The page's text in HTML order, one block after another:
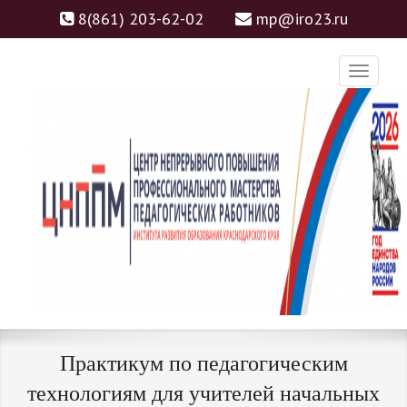
8(861) 203-62-02 mp@iro23.ru
ЦЕНТР НЕПРЕРЫВНОГО
ПОВЫШЕНИЯ
ЦНППМ
Практикум по педагогическим
технологиям для учителей начальных